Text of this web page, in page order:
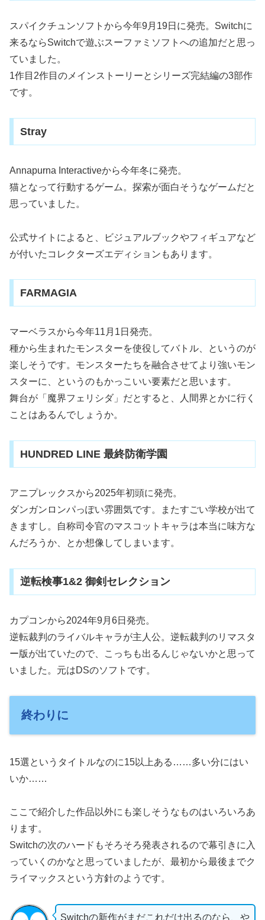
スパイクチュンソフトから今年9月19日に発売。Switchに
来るならSwitchで遊ぶスーファミソフトへの追加だと思っ
ていました。
1作目2作目のメインストーリーとシリーズ完結編の3部作
です。
Stray
Annapurna Interactiveから今年冬に発売。
猫となって行動するゲーム。探索が面白そうなゲームだと
思っていました。
公式サイトによると、ビジュアルブックやフィギュアなど
が付いたコレクターズエディションもあります。
FARMAGIA
マーベラスから今年11月1日発売。
種から生まれたモンスターを使役してバトル、というのが
楽しそうです。モンスターたちを融合させてより強いモン
スターに、というのもかっこいい要素だと思います。
舞台が「魔界フェリシダ」だとすると、人間界とかに行く
ことはあるんでしょうか。
HUNDRED LINE 最終防衛学園
アニプレックスから2025年初頭に発売。
ダンガンロンパっぽい雰囲気です。またすごい学校が出て
きますし。自称司令官のマスコットキャラは本当に味方な
んだろうか、とか想像してしまいます。
逆転検事1&2 御剣セレクション
カプコンから2024年9月6日発売。
逆転裁判のライバルキャラが主人公。逆転裁判のリマスタ
ー版が出ていたので、こっちも出るんじゃないかと思って
いました。元はDSのソフトです。
終わりに
15選というタイトルなのに15以上ある……多い分にはい
いか……
ここで紹介した作品以外にも楽しそうなものはいろいろあ
ります。
Switchの次のハードもそろそろ発表されるので幕引きに入
っていくのかなと思っていましたが、最初から最後までク
ライマックスという方針のようです。
Switchの新作がまだこれだけ出るのなら、や